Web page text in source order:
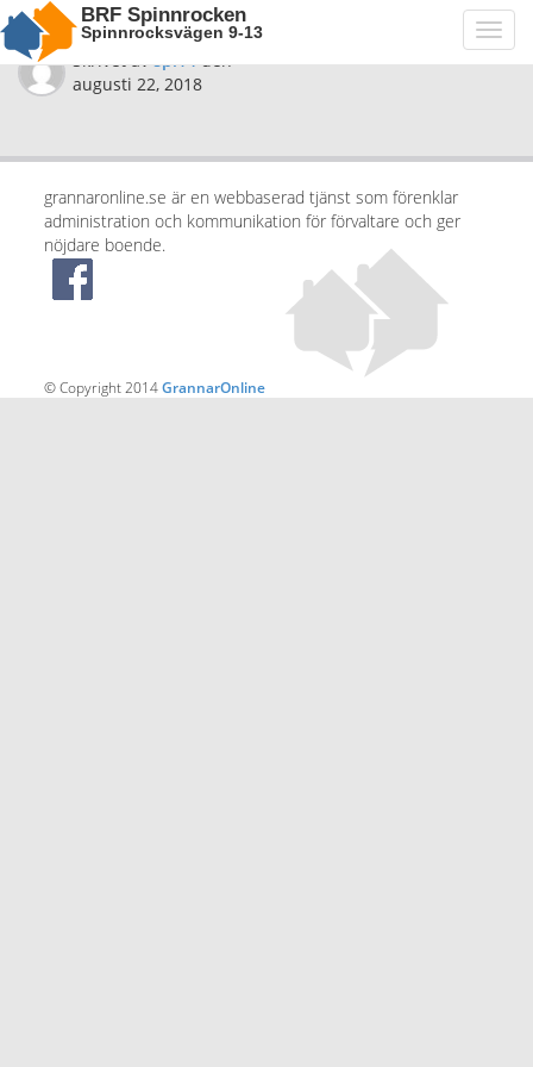
BRF Spinnrocken
Spinnrocksvägen 9-13
Skrivet avspi14den
augusti 22, 2018
grannaronline.se är en webbaserad tjänst som förenklar
administration och kommunikation för förvaltare och ger
nöjdare boende.
© Copyright 2014GrannarOnline